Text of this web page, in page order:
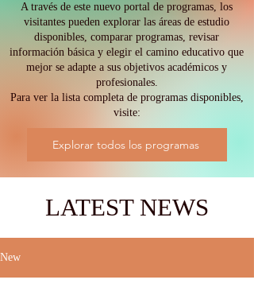
A través de este nuevo portal de programas, los
visitantes pueden explorar las áreas de estudio
disponibles, comparar programas, revisar
información básica y elegir el camino educativo que
mejor se adapte a sus objetivos académicos y
profesionales.
Para ver la lista completa de programas disponibles,
visite:
Explorar todos los programas
LATEST NEWS
New